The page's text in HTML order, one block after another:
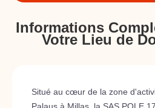
Informations
Votre Lieu de
Situé au cœur de la zone